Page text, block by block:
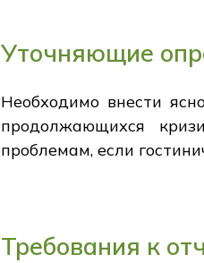
Уточняющие
Необходимо внести
продолжающихся
проблемам, если
Требования к